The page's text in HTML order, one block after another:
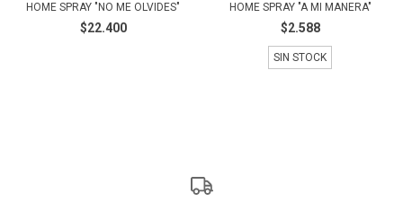
HOME SPRAY "NO ME OLVIDES"
$22.400
HOME SPRAY "A MI MANERA"
$2.588
SIN STOCK